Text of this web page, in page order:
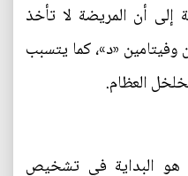
إلى أن المريضة لا تأخذ
وفيتامين «د»، كما يتسبب
العظام.
هو البداية في تشخيص